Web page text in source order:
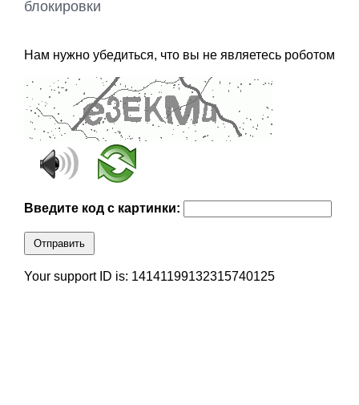
блокировки
Нам нужно убедиться, что вы не являетесь роботом
Введите код с картинки:
Отправить
Your support ID is: 14141199132315740125